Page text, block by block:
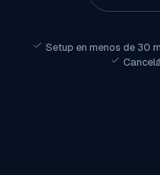
Setup en menos de 30